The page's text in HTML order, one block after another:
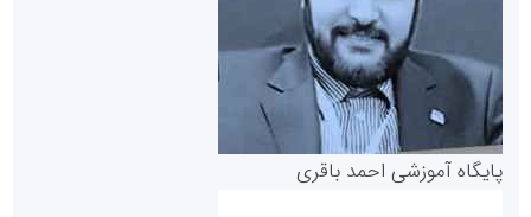
پایگاه آموزشی احمد باقری